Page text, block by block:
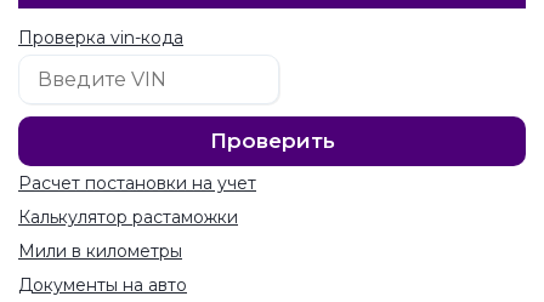
Проверка vin-кода
Расчет постановки на учет
Калькулятор растаможки
Мили в километры
Документы на авто